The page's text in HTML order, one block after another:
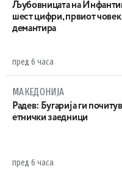
Љубовницата на
шест цифри, првиот
демантира
пред 6 часа
МАКЕДОНИЈА
Радев: Бугарија ги
етнички заедници
пред 6 часа